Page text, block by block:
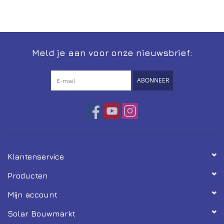
Meld je aan voor onze nieuwsbrief:
ABONNEER
Klantenservice
Producten
Mijn account
Solar Bouwmarkt